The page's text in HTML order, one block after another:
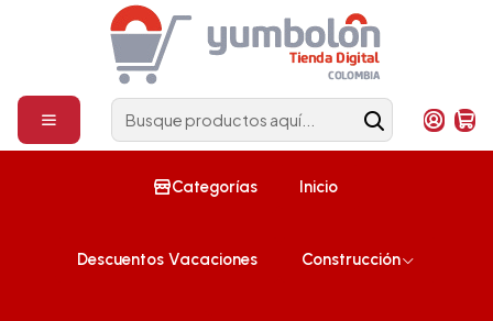
Categorías Inicio
Descuentos Vacaciones Construcción
Construcción ¡Compra ahora!
Política de Privacidad
Política de Privacidad
Política de Privacidad